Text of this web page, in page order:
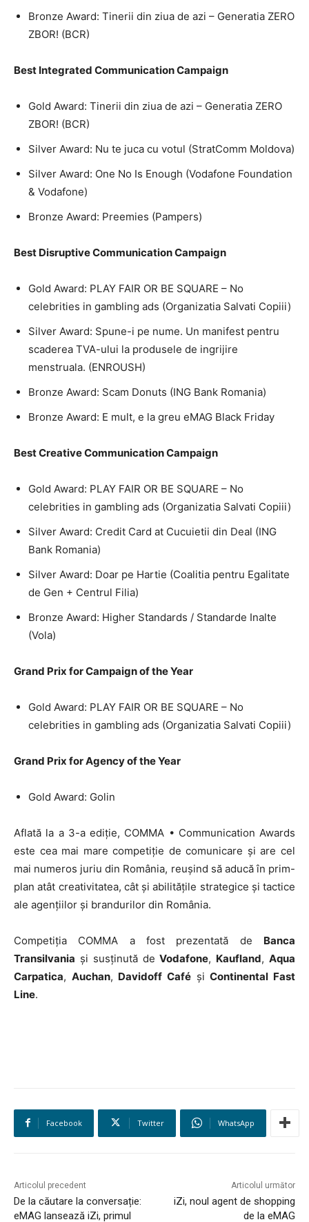
NEWS
MARKETING
AI
LEGAL & DP
STUDIES
Bronze Award: Tinerii din ziua de azi – Generatia ZERO
ZBOR! (BCR)
Best Integrated Communication Campaign
Gold Award: Tinerii din ziua de azi – Generatia ZERO
ZBOR! (BCR)
Silver Award: Nu te juca cu votul (StratComm Moldova)
Silver Award: One No Is Enough (Vodafone Foundation
& Vodafone)
Bronze Award: Preemies (Pampers)
Best Disruptive Communication Campaign
Gold Award: PLAY FAIR OR BE SQUARE – No
celebrities in gambling ads (Organizatia Salvati Copiii)
Silver Award: Spune-i pe nume. Un manifest pentru
scaderea TVA-ului la produsele de ingrijire
menstruala. (ENROUSH)
Bronze Award: Scam Donuts (ING Bank Romania)
Bronze Award: E mult, e la greu eMAG Black Friday
Best Creative Communication Campaign
Gold Award: PLAY FAIR OR BE SQUARE – No
celebrities in gambling ads (Organizatia Salvati Copiii)
Silver Award: Credit Card at Cucuietii din Deal (ING
Bank Romania)
Silver Award: Doar pe Hartie (Coalitia pentru Egalitate
de Gen + Centrul Filia)
Bronze Award: Higher Standards / Standarde Inalte
(Vola)
Grand Prix for Campaign of the Year
Gold Award: PLAY FAIR OR BE SQUARE – No
celebrities in gambling ads (Organizatia Salvati Copiii)
Grand Prix for Agency of the Year
Gold Award: Golin
Aflată la a 3-a ediție, COMMA • Communication Awards
este cea mai mare competiție de comunicare și are cel
mai numeros juriu din România, reușind să aducă în prim-
plan atât creativitatea, cât și abilitățile strategice și tactice
ale agențiilor și brandurilor din România.
Competiția COMMA a fost prezentată de Banca
Transilvania și susținută deVodafone, Kaufland,Aqua
Carpatica, Auchan, Davidoff Café șiContinental Fast
Line.
Facebook Twitter WhatsApp
Articolul precedent
De la căutare la conversație:
eMAG lansează iZi, primul
Articolul următor
iZi, noul agent de shopping
de la eMAG